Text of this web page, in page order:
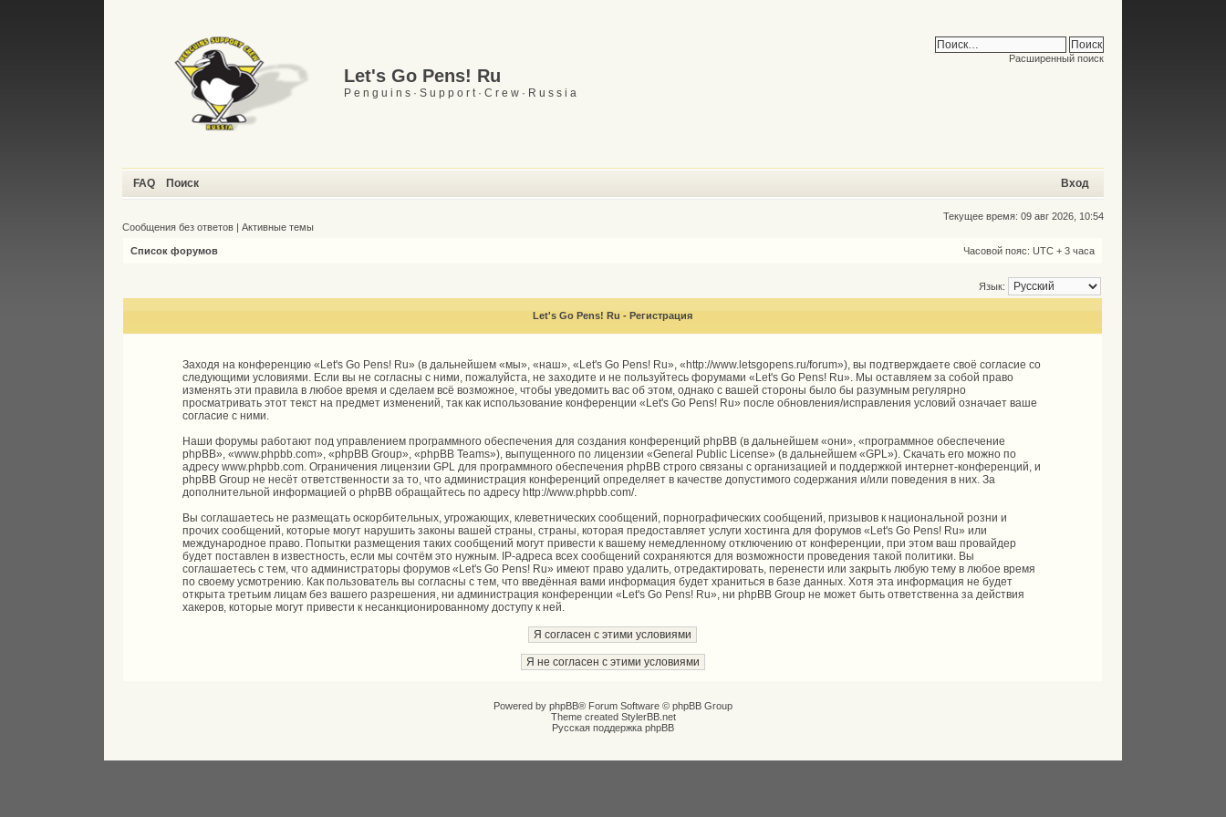
Let's Go Pens! Ru
P e n g u i n s · S u p p o r t · C r e w · R u s s i a
Расширенный поиск
FAQ Поиск Вход
Текущее время: 09 авг 2026, 10:54
Сообщения без ответов |Активные темы
Список форумов Часовой пояс: UTC + 3 часа
Язык:
Let's Go Pens! Ru - Регистрация
Заходя на конференцию «Let's Go Pens! Ru» (в дальнейшем «мы», «наш», «Let's Go Pens! Ru», «http://www.letsgopens.ru/forum»), вы подтверждаете своё согласие со
следующими условиями. Если вы не согласны с ними, пожалуйста, не заходите и не пользуйтесь форумами «Let's Go Pens! Ru». Мы оставляем за собой право
изменять эти правила в любое время и сделаем всё возможное, чтобы уведомить вас об этом, однако с вашей стороны было бы разумным регулярно
просматривать этот текст на предмет изменений, так как использование конференции «Let's Go Pens! Ru» после обновления/исправления условий означает ваше
согласие с ними.
Наши форумы работают под управлением программного обеспечения для создания конференций phpBB (в дальнейшем «они», «программное обеспечение
phpBB», «www.phpbb.com», «phpBB Group», «phpBB Teams»), выпущенного по лицензии «General Public License» (в дальнейшем «GPL»). Скачать его можно по
адресуwww.phpbb.com. Ограничения лицензии GPL для программного обеспечения phpBB строго связаны с организацией и поддержкой интернет-конференций, и
phpBB Group не несёт ответственности за то, что администрация конференций определяет в качестве допустимого содержания и/или поведения в них. За
дополнительной информацией о phpBB обращайтесь по адресу http://www.phpbb.com/.
Вы соглашаетесь не размещать оскорбительных, угрожающих, клеветнических сообщений, порнографических сообщений, призывов к национальной розни и
прочих сообщений, которые могут нарушить законы вашей страны, страны, которая предоставляет услуги хостинга для форумов «Let's Go Pens! Ru» или
международное право. Попытки размещения таких сообщений могут привести к вашему немедленному отключению от конференции, при этом ваш провайдер
будет поставлен в известность, если мы сочтём это нужным. IP-адреса всех сообщений сохраняются для возможности проведения такой политики. Вы
соглашаетесь с тем, что администраторы форумов «Let's Go Pens! Ru» имеют право удалить, отредактировать, перенести или закрыть любую тему в любое время
по своему усмотрению. Как пользователь вы согласны с тем, что введённая вами информация будет храниться в базе данных. Хотя эта информация не будет
открыта третьим лицам без вашего разрешения, ни администрация конференции «Let's Go Pens! Ru», ни phpBB Group не может быть ответственна за действия
хакеров, которые могут привести к несанкционированному доступу к ней.
Powered by phpBB® Forum Software © phpBB Group
Theme created StylerBB.net
Русская поддержка phpBB